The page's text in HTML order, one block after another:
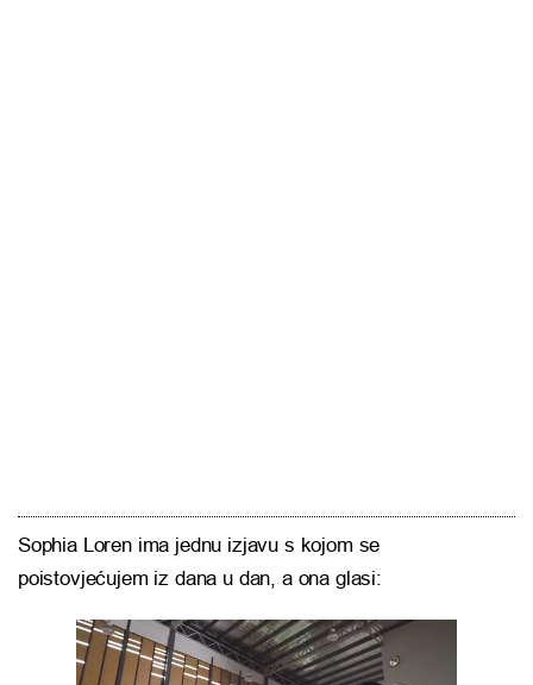
Sophia Loren ima jednu izjavu s kojom se
poistovjećujem iz dana u dan, a ona glasi: